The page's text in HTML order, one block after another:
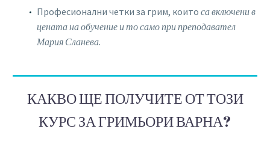
Професионални четки за грим, които са включени в
цената на обучение и то само при преподавател
Мария Сланева.
КАКВО ЩЕ ПОЛУЧИТЕ ОТ ТОЗИ
КУРС ЗА ГРИМЬОРИ ВАРНА?